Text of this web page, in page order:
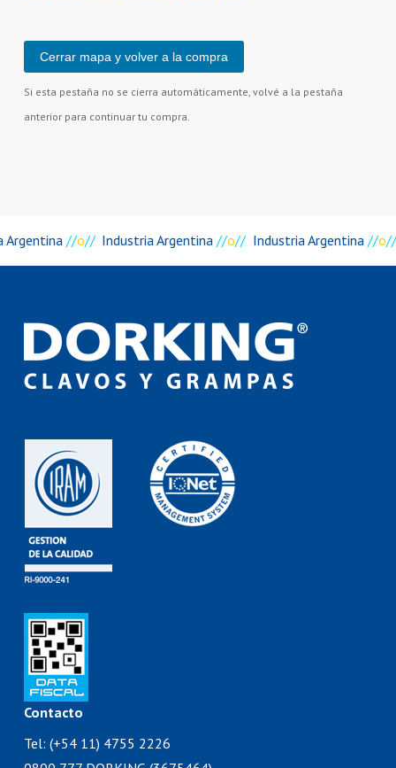
Cerrar mapa y volver a la compra
Si esta pestaña no se cierra automáticamente, volvé a la pestaña
anterior para continuar tu compra.
Argentina //o// Industria Argentina //o// Industria Argentina //o//
Contacto
Tel: (+54 11) 4755 2226